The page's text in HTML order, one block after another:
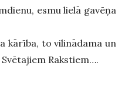
esmu lielā gavēņa
kārība, to vilinādama un
Svētajiem Rakstiem….